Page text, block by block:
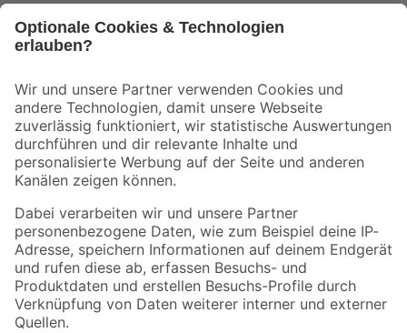
Der toom Newsletter: Keine Angebote und Aktionen mehr verpassen!
Zur Newsletter Anmeldung
Folge uns
Zahlungsarten Versandarten